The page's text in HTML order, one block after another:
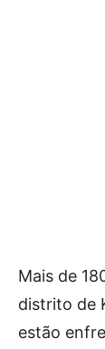
Mais de
distrito de
estão